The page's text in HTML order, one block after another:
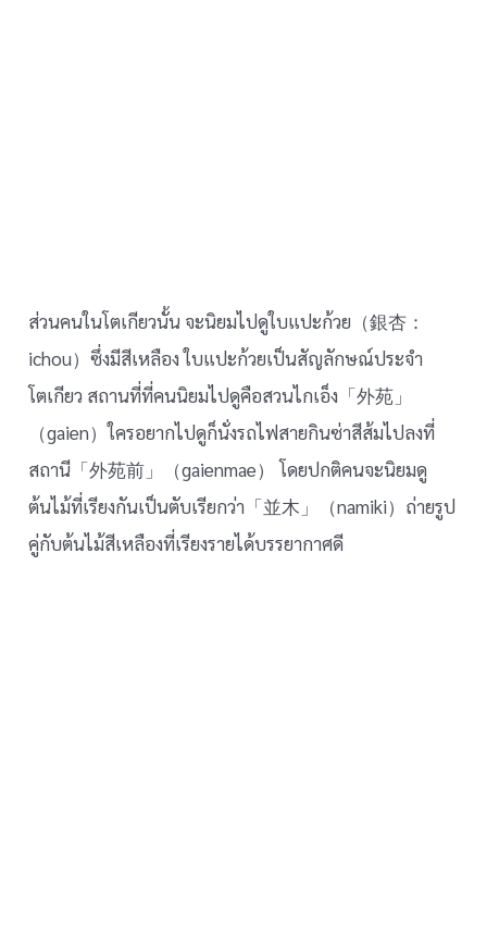
ส่วนคนในโตเกียวนั้น จะนิยมไปดูใบแปะก้วย（銀杏：
ichou）ซึ่งมีสีเหลือง ใบแปะก้วยเป็นสัญลักษณ์ประจำ
โตเกียว สถานที่ที่คนนิยมไปดูคือสวนไกเอ็ง「外苑」
（gaien）ใครอยากไปดูก็นั่งรถไฟสายกินซ่าสีส้มไปลงที่
สถานี「外苑前」（gaienmae） โดยปกติคนจะนิยมดู
ต้นไม้ที่เรียงกันเป็นตับเรียกว่า「並木」（namiki）ถ่ายรูป
คู่กับต้นไม้สีเหลืองที่เรียงรายได้บรรยากาศดี